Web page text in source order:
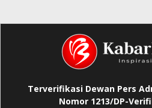
Terverifikasi Dewan Pers
Nomor 1213/DP-